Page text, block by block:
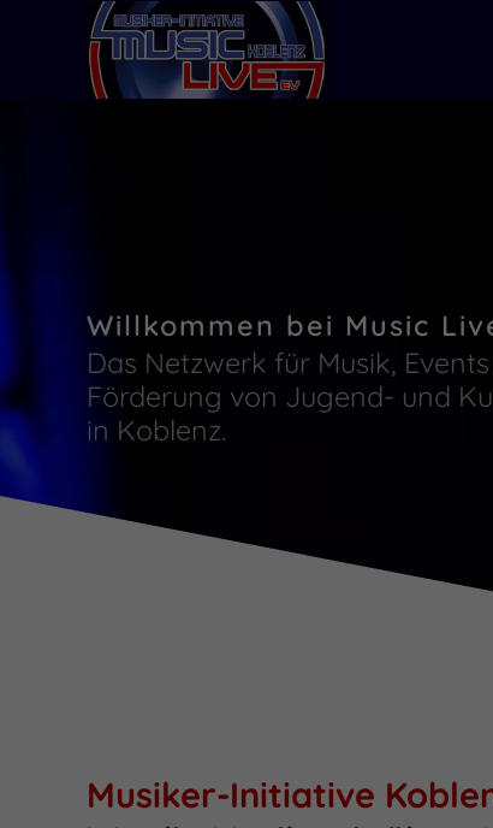
Willkommen bei Music
Das Netzwerk für Musik,
Förderung von Jugend- und
in Koblenz.
Musiker-Initiative